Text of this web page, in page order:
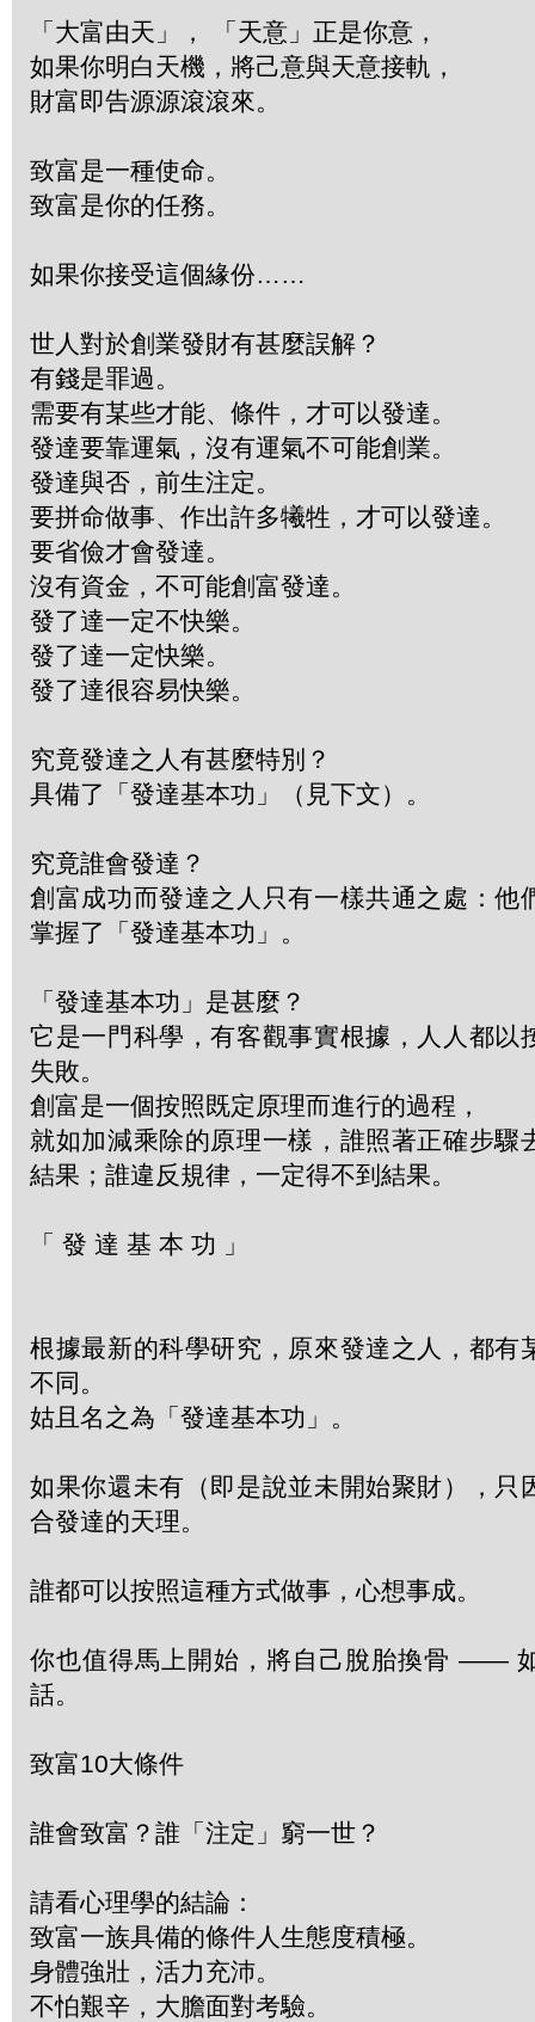
「大富由天」， 「天意」正是你意，
如果你明白天機，將己意與天意接軌，
財富即告源源滾滾來。
致富是一種使命。
致富是你的任務。
如果你接受這個緣份……
世人對於創業發財有甚麼誤解？
有錢是罪過。
需要有某些才能、條件，才可以發達。
發達要靠運氣，沒有運氣不可能創業。
發達與否，前生注定。
要拼命做事、作出許多犧牲，才可以發達。
要省儉才會發達。
沒有資金，不可能創富發達。
發了達一定不快樂。
發了達一定快樂。
發了達很容易快樂。
究竟發達之人有甚麼特別？
具備了「發達基本功」（見下文）。
究竟誰會發達？
創富成功而發達之人只有一樣共通之處：他
掌握了「發達基本功」。
「發達基本功」是甚麼？
它是一門科學，有客觀事實根據，人人都以
失敗。
創富是一個按照既定原理而進行的過程，
就如加減乘除的原理一樣，誰照著正確步驟
結果；誰違反規律，一定得不到結果。
「 發 達 基 本 功 」
根據最新的科學研究，原來發達之人，都有
不同。
姑且名之為「發達基本功」。
如果你還未有（即是說並未開始聚財），只
合發達的天理。
誰都可以按照這種方式做事，心想事成。
你也值得馬上開始，將自己脫胎換骨 ——
話。
致富10大條件
誰會致富？誰「注定」窮一世？
請看心理學的結論：
致富一族具備的條件人生態度積極。
身體強壯，活力充沛。
不怕艱辛，大膽面對考驗。